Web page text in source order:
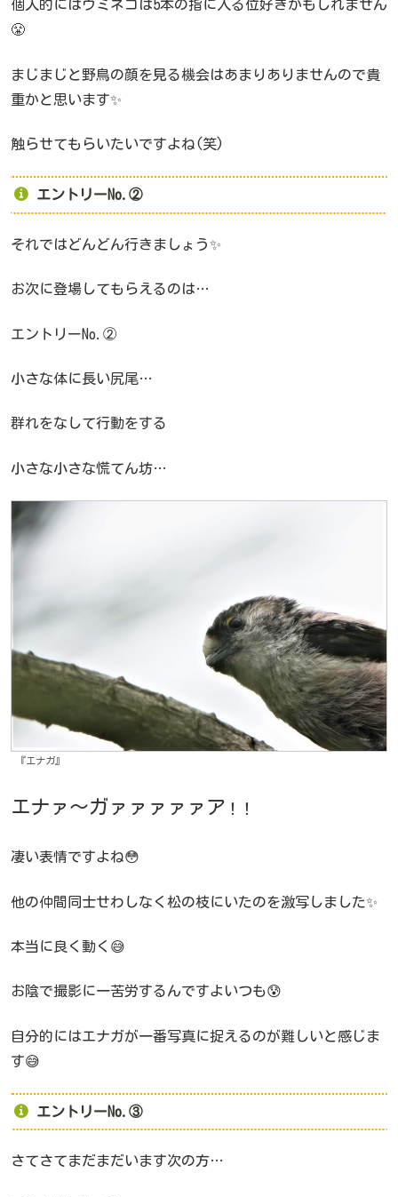
個人的にはウミネコは5本の指に入る位好きかもしれません
😤
まじまじと野鳥の顔を見る機会はあまりありませんので貴
重かと思います✨
触らせてもらいたいですよね(笑)
エントリーNo.②
それではどんどん行きましょう✨
お次に登場してもらえるのは…
エントリーNo.②
小さな体に長い尻尾…
群れをなして行動をする
小さな小さな慌てん坊…
『エナガ』
エナァ～ガァァァァァア ！！
凄い表情ですよね😳
他の仲間同士せわしなく松の枝にいたのを激写しました✨
本当に良く動く😅
お陰で撮影に一苦労するんですよいつも😰
自分的にはエナガが一番写真に捉えるのが難しいと感じま
す😅
エントリーNo.③
さてさてまだまだいます次の方…